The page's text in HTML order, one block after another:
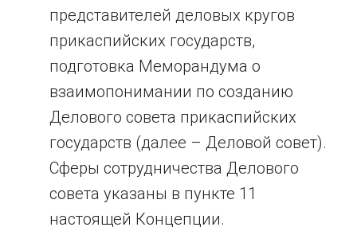
представителей деловых кругов
прикаспийских государств,
подготовка Меморандума о
взаимопонимании по созданию
Делового совета прикаспийских
государств (далее – Деловой совет).
Сферы сотрудничества Делового
совета указаны в пункте 11
настоящей Концепции.